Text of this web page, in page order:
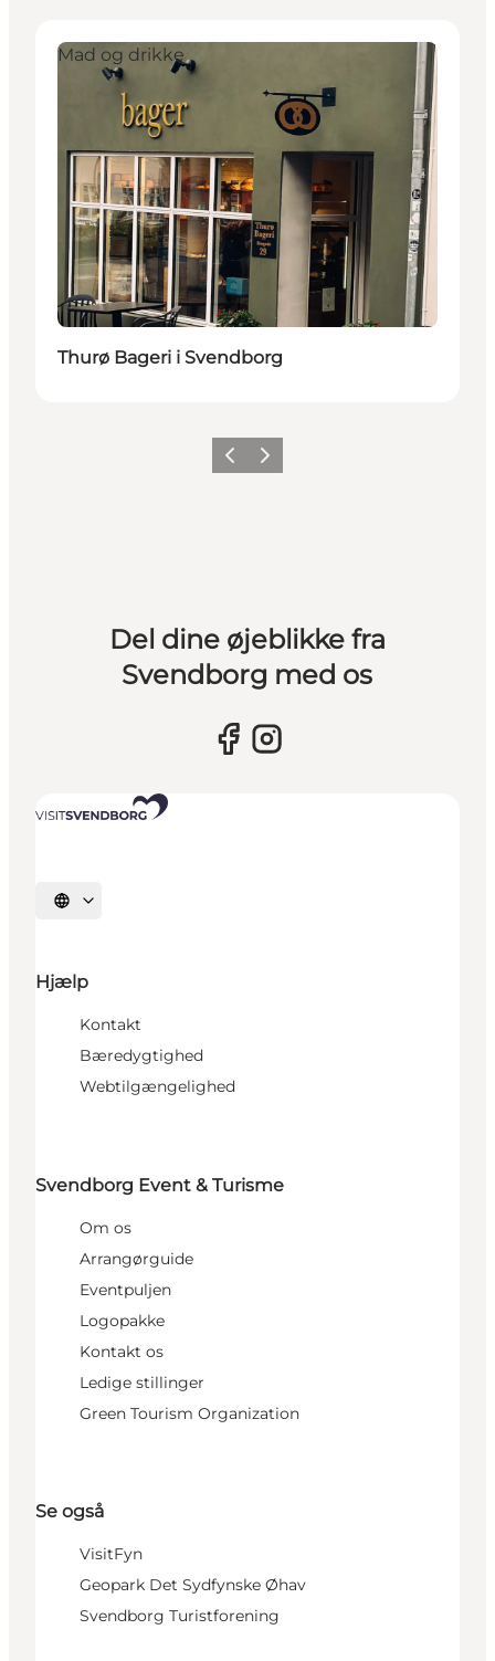
Mad og drikke
Thurø Bageri i Svendborg
Forrige billede
Næste billede
Del dine øjeblikke fra
Svendborg med os
Vælg sprog
Hjælp
Kontakt
Bæredygtighed
Webtilgængelighed
Svendborg Event & Turisme
Om os
Arrangørguide
Eventpuljen
Logopakke
Kontakt os
Ledige stillinger
Green Tourism Organization
Se også
VisitFyn
Geopark Det Sydfynske Øhav
Svendborg Turistforening